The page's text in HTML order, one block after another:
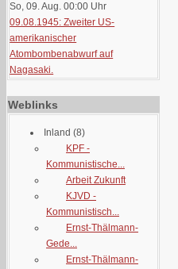
So, 09. Aug. 00:00 Uhr
09.08.1945: Zweiter US-
amerikanischer
Atombombenabwurf auf
Nagasaki.
Weblinks
Inland (8)
KPF -
Kommunistische...
Arbeit Zukunft
KJVD -
Kommunistisch...
Ernst-Thälmann-
Gede...
Ernst-Thälmann-